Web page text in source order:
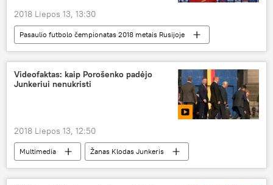
2018 Liepos 13, 13:30
Pasaulio futbolo čempionatas 2018 metais Rusijoje
Pasaulyje
Rusija
Gianni Infantino
FIFA
Pasaulio futbolo čempionatas
Videofaktas: kaip Porošenko padėjo
Junkeriui nenukristi
2018 Liepos 13, 12:50
Multimedia Žanas Klodas Junkeris